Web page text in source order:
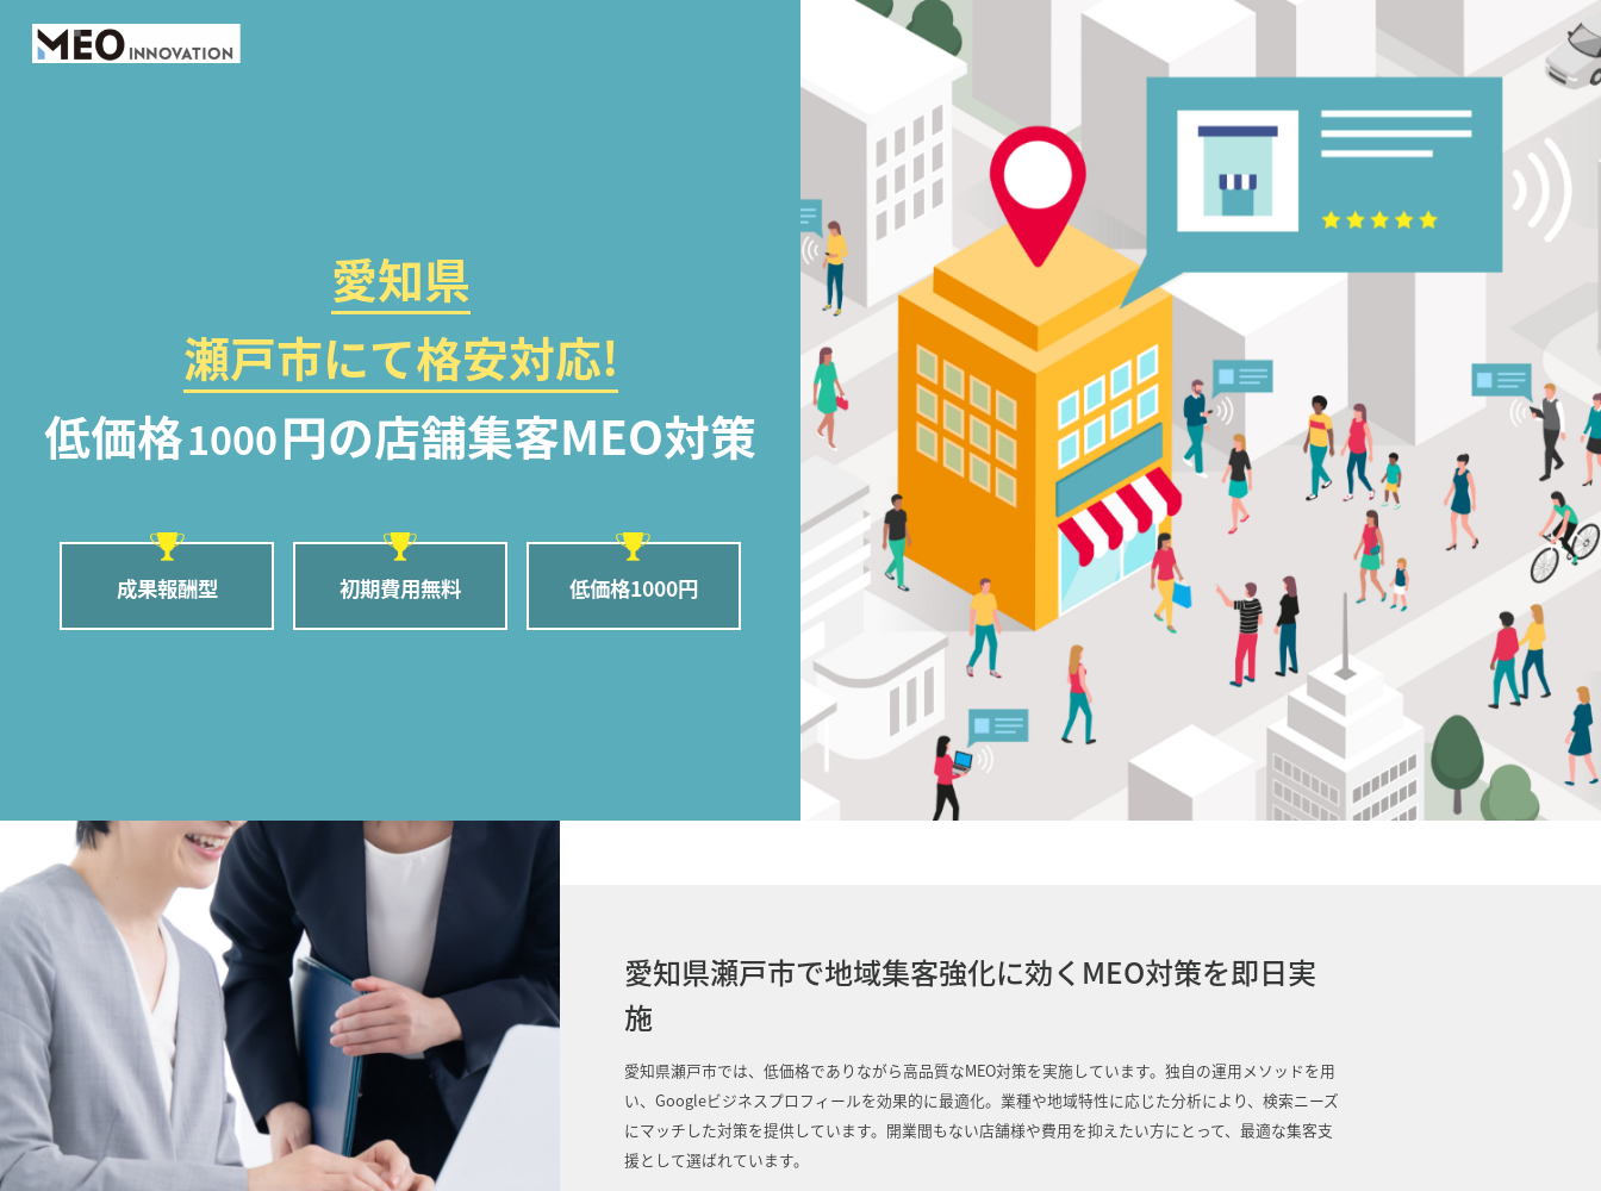
愛知県
瀬戸市にて格安対応!
低価格1000円の店舗集客MEO対策
成果報酬型 初期費用無料 低価格1000円
愛知県瀬戸市で地域集客強化に効くMEO対策を即日実
施
愛知県瀬戸市では、低価格でありながら高品質なMEO対策を実施しています。独自の運用メソッドを用
い、Googleビジネスプロフィールを効果的に最適化。業種や地域特性に応じた分析により、検索ニーズ
にマッチした対策を提供しています。開業間もない店舗様や費用を抑えたい方にとって、最適な集客支
援として選ばれています。